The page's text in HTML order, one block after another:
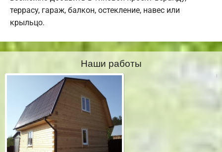
террасу, гараж, балкон, остекление, навес или
крыльцо.
Наши работы